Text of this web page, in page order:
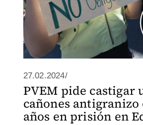
27.02.2024/
PVEM pide castigar
cañones antigranizo
años en prisión en